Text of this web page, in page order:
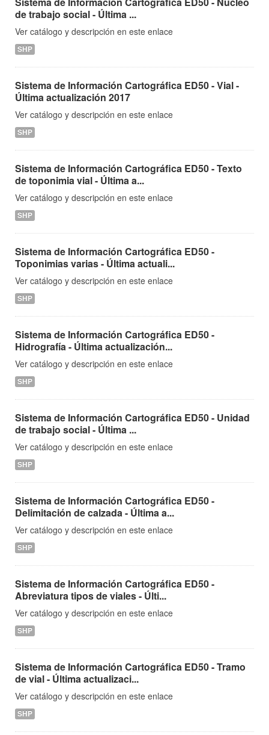
de trabajo social - Última ...
Ver catálogo y descripción en este enlace
SHP
Sistema de Información Cartográfica ED50 - Vial -
Última actualización 2017
Ver catálogo y descripción en este enlace
SHP
Sistema de Información Cartográfica ED50 - Texto
de toponimia vial - Última a...
Ver catálogo y descripción en este enlace
SHP
Sistema de Información Cartográfica ED50 -
Toponimias varias - Última actuali...
Ver catálogo y descripción en este enlace
SHP
Sistema de Información Cartográfica ED50 -
Hidrografía - Última actualización...
Ver catálogo y descripción en este enlace
SHP
Sistema de Información Cartográfica ED50 - Unidad
de trabajo social - Última ...
Ver catálogo y descripción en este enlace
SHP
Sistema de Información Cartográfica ED50 -
Delimitación de calzada - Última a...
Ver catálogo y descripción en este enlace
SHP
Sistema de Información Cartográfica ED50 -
Abreviatura tipos de viales - Últi...
Ver catálogo y descripción en este enlace
SHP
Sistema de Información Cartográfica ED50 - Tramo
de vial - Última actualizaci...
Ver catálogo y descripción en este enlace
SHP